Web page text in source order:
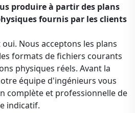
produire à partir des plans
fournis par les clients
Nous acceptons les plans
formats de fichiers courants
physiques réels. Avant la
équipe d'ingénieurs vous
complète et professionnelle de
indicatif.